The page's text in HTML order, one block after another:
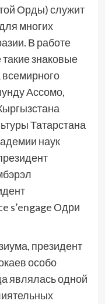
Орды) служит
многих
В работе
знаковые
Ассомо,
Татарстана
наук
s’engage Одри
президент
особо
являлась одной